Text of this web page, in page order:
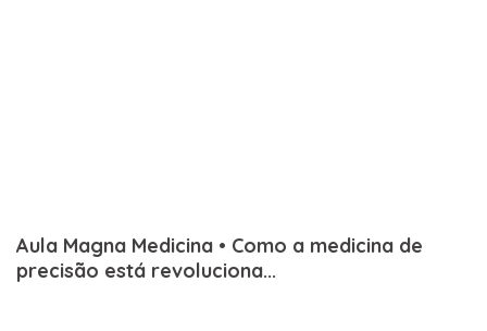
Aula Magna Medicina • Como a medicina de
precisão está revoluciona...